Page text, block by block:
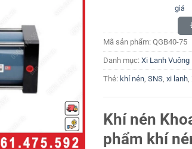
giá
Mã sản phẩm: QGB40-75
Danh mục: Xi Lanh Vuông
Thẻ: khí nén, SNS, xi lanh,
Khí nén
phẩm khí